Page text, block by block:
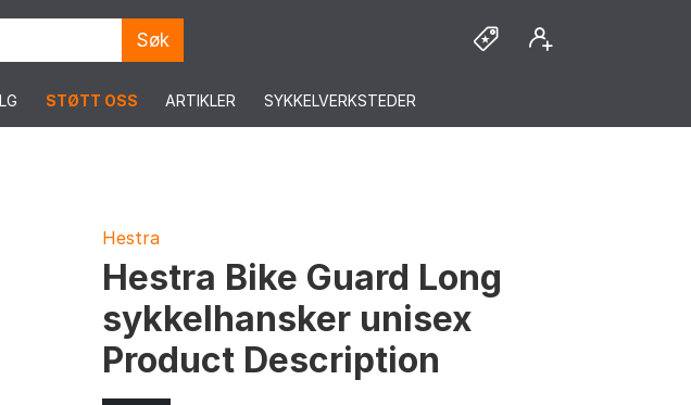
Søk
STØTT OSS ARTIKLER SYKKELVERKSTEDER
Hestra
Hestra Bike Guard Long
sykkelhansker unisex
Product Description